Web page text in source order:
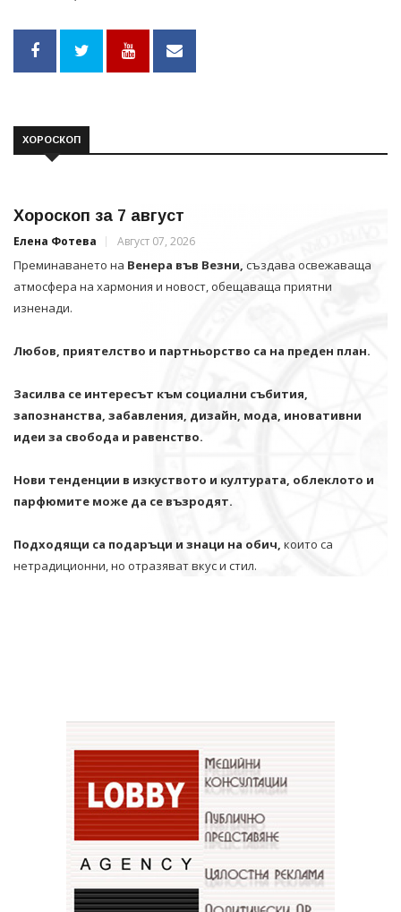
ХОРОСКОП
Хороскоп за 7 август
Елена Фотева Август 07, 2026
Преминаването на Венера във Везни, създава освежаваща
атмосфера на хармония и новост, обещаваща приятни
изненади.
Любов, приятелство и партньорство са на преден план.
Засилва се интересът към социални събития,
запознанства, забавления, дизайн, мода, иновативни
идеи за свобода и равенство.
Нови тенденции в изкуството и културата, облеклото и
парфюмите може да се възродят.
Подходящи са подаръци и знаци на обич, които са
нетрадиционни, но отразяват вкус и стил.